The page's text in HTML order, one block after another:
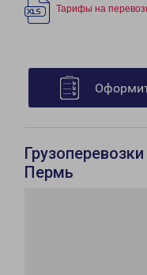
Тарифы на
Пермь